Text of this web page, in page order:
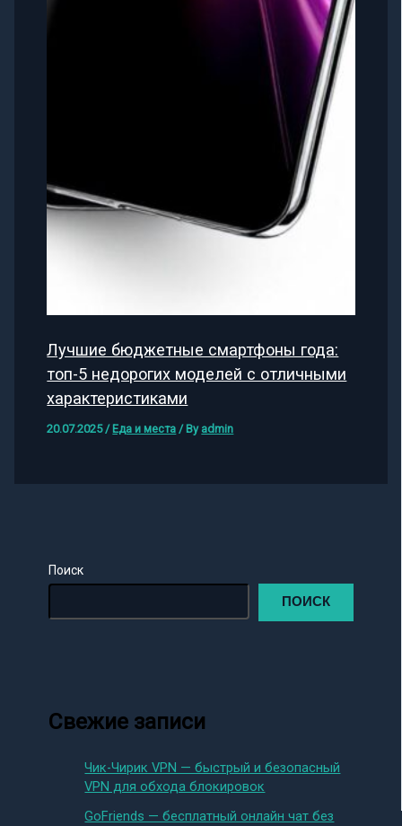
Лучшие бюджетные смартфоны года:
топ-5 недорогих моделей с отличными
характеристиками
20.07.2025 / Еда и места / By admin
Поиск
ПОИСК
Свежие записи
Чик-Чирик VPN — быстрый и безопасный
VPN для обхода блокировок
GoFriends — бесплатный онлайн чат без